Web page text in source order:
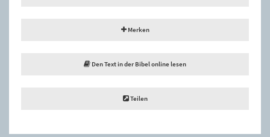
Merken
Den Text in der Bibel online lesen
Teilen